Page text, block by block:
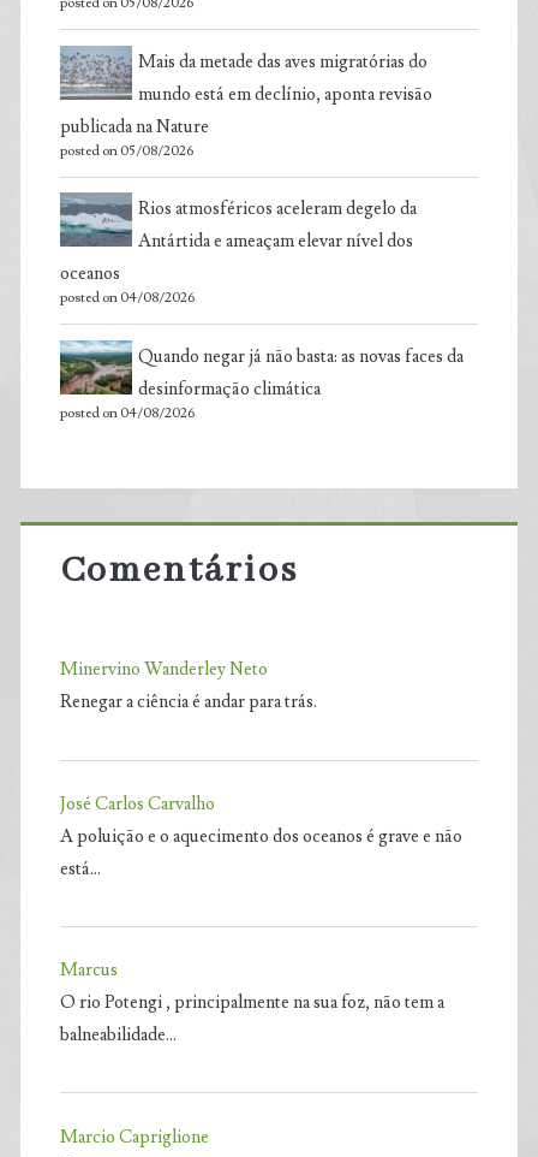
Mais da metade das aves migratórias do
mundo está em declínio, aponta revisão
publicada na Nature
posted on 05/08/2026
Rios atmosféricos aceleram degelo da
Antártida e ameaçam elevar nível dos
oceanos
posted on 04/08/2026
Quando negar já não basta: as novas faces da
desinformação climática
posted on 04/08/2026
Comentários
Minervino Wanderley Neto
Renegar a ciência é andar para trás.
José Carlos Carvalho
A poluição e o aquecimento dos oceanos é grave e não
está…
Marcus
O rio Potengi , principalmente na sua foz, não tem a
balneabilidade…
Marcio Capriglione